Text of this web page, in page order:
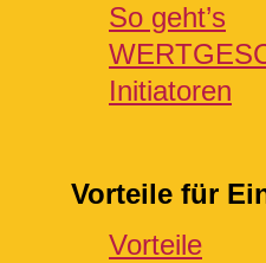
So geht’s
Initiatoren
Vorteile für
Vorteile